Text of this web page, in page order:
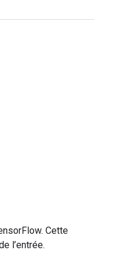
Cette
l’entrée.